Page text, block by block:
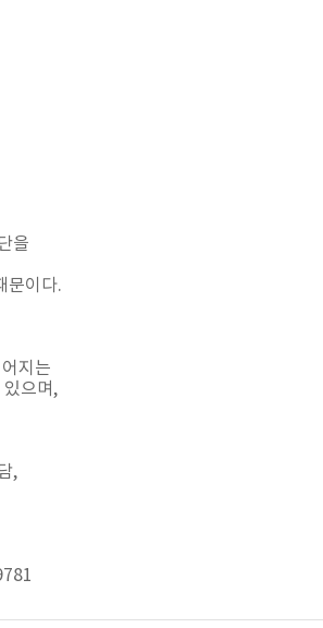
을
문이다.
지는
있으며,
,